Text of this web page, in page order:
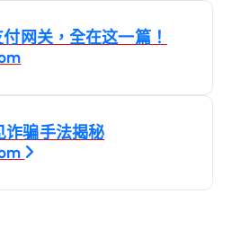
网关，全在这一篇！
诈骗手法揭秘